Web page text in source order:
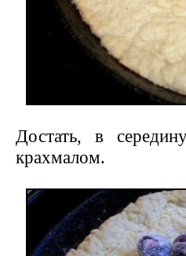
Достать, в
крахмалом.